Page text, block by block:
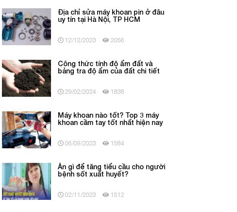
Địa chỉ sửa máy khoan pin ở đâu
uy tín tại Hà Nội, TP HCM
12/12/2023 2056
Công thức tính độ ẩm đất và
bảng tra độ ẩm của đất chi tiết
29/02/2024 1838
Máy khoan nào tốt? Top 3 máy
khoan cầm tay tốt nhất hiện nay
06/09/2023 1584
Ăn gì để tăng tiểu cầu cho người
bệnh sốt xuất huyết?
02/11/2023 1512